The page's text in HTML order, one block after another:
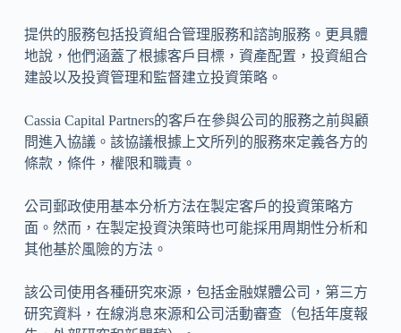
提供的服務包括投資組合管理服務和諮詢服務。更具體
地說，他們涵蓋了根據客戶目標，資產配置，投資組合
建設以及投資管理和監督建立投資策略。
Cassia Capital Partners的客戶在參與公司的服務之前與顧
問進入協議。該協議根據上文所列的服務來定義各方的
條款，條件，權限和職責。
公司郵政使用基本分析方法在製定客戶的投資策略方
面。然而，在製定投資決策時也可能採用周期性分析和
其他基於風險的方法。
該公司使用各種研究來源，包括金融媒體公司，第三方
研究資料，在線消息來源和公司活動審查（包括年度報